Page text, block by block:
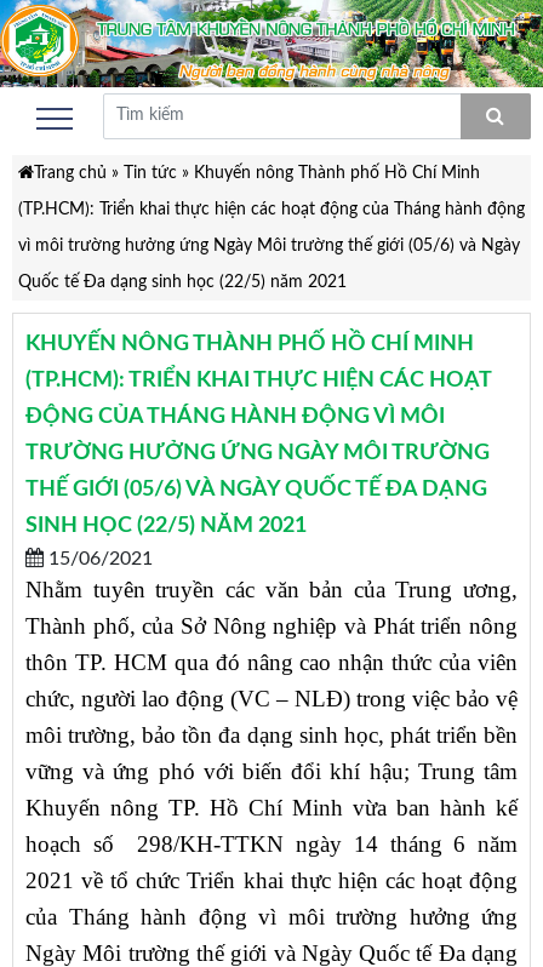
Trang chủ » Tin tức» Khuyến nông Thành phố Hồ Chí Minh
(TP.HCM): Triển khai thực hiện các hoạt động của Tháng hành động
vì môi trường hưởng ứng Ngày Môi trường thế giới (05/6) và Ngày
Quốc tế Đa dạng sinh học (22/5) năm 2021
KHUYẾN NÔNG THÀNH PHỐ HỒ CHÍ MINH
(TP.HCM): TRIỂN KHAI THỰC HIỆN CÁC HOẠT
ĐỘNG CỦA THÁNG HÀNH ĐỘNG VÌ MÔI
TRƯỜNG HƯỞNG ỨNG NGÀY MÔI TRƯỜNG
THẾ GIỚI (05/6) VÀ NGÀY QUỐC TẾ ĐA DẠNG
SINH HỌC (22/5) NĂM 2021
15/06/2021
Nhằm tuyên truyền các văn bản của Trung ương,
Thành phố, của Sở Nông nghiệp và Phát triển nông
thôn TP. HCM qua đó nâng cao nhận thức của viên
chức, người lao động (VC – NLĐ) trong việc bảo vệ
môi trường, bảo tồn đa dạng sinh học, phát triển bền
vững và ứng phó với biến đổi khí hậu; Trung tâm
Khuyến nông TP. Hồ Chí Minh vừa ban hành kế
hoạch số 298/KH-TTKN ngày 14 tháng 6 năm
2021 về tổ chức Triển khai thực hiện các hoạt động
của Tháng hành động vì môi trường hưởng ứng
Ngày Môi trường thế giới và Ngày Quốc tế Đa dạng